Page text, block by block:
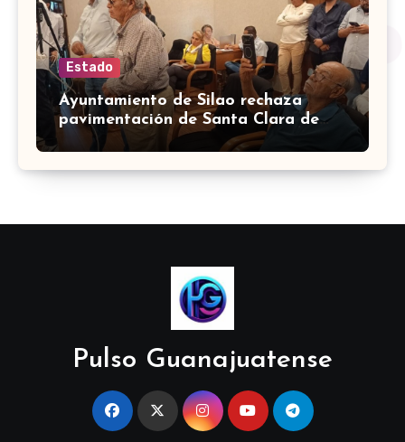
Estado
Ayuntamiento de Silao rechaza
pavimentación de Santa Clara de
Marines
Pulso Guanajuatense